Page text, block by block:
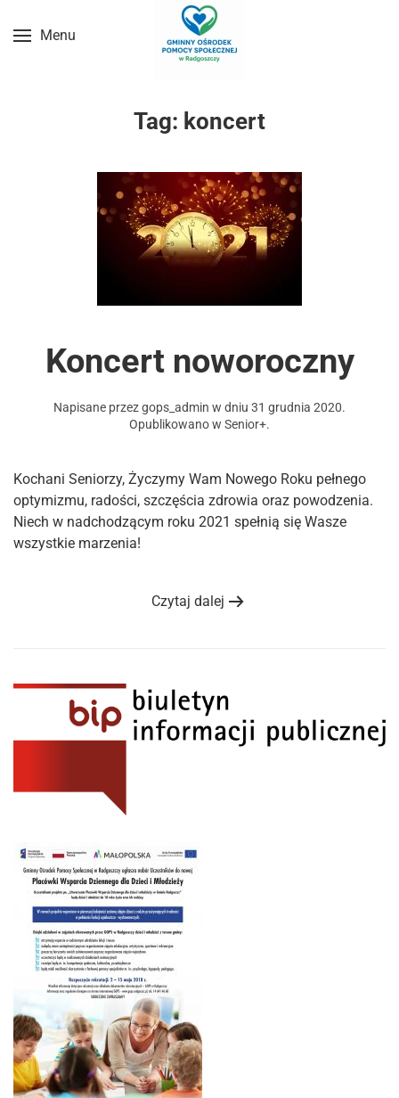
Przejdź do treści głównej
Menu
Tag: koncert
Koncert noworoczny
Napisane przezgops_admin w dniu 31 grudnia 2020.
Opublikowano w Senior+.
Kochani Seniorzy, Życzymy Wam Nowego Roku pełnego
optymizmu, radości, szczęścia zdrowia oraz powodzenia.
Niech w nadchodzącym roku 2021 spełnią się Wasze
wszystkie marzenia!
Czytaj dalej